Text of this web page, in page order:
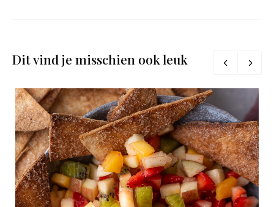
Dit vind je misschien ook leuk